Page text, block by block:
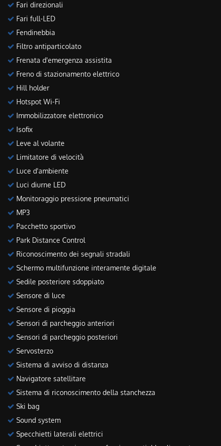
Fari direzionali
Fari full-LED
Fendinebbia
Filtro antiparticolato
Frenata d'emergenza assistita
Freno di stazionamento elettrico
Hill holder
Hotspot Wi-Fi
Immobilizzatore elettronico
Isofix
Leve al volante
Limitatore di velocità
Luce d'ambiente
Luci diurne LED
Monitoraggio pressione pneumatici
MP3
Pacchetto sportivo
Park Distance Control
Riconoscimento dei segnali stradali
Schermo multifunzione interamente digitale
Sedile posteriore sdoppiato
Sensore di luce
Sensore di pioggia
Sensori di parcheggio anteriori
Sensori di parcheggio posteriori
Servosterzo
Sistema di avviso di distanza
Navigatore satellitare
Sistema di riconoscimento della stanchezza
Ski bag
Sound system
Specchietti laterali elettrici